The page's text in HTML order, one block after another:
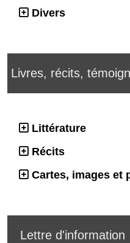
Divers
Livres, récits,
Littérature
Récits
Cartes, images et
Lettre d'information